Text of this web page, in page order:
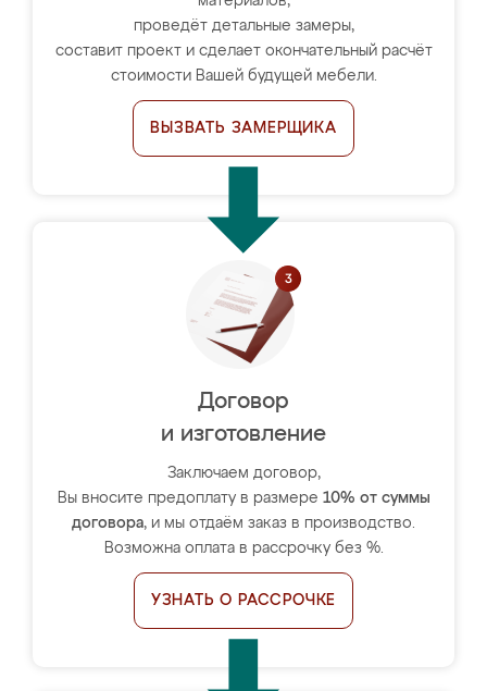
проведёт детальные замеры,
составит проект и сделает окончательный расчёт
стоимости Вашей будущей мебели.
ВЫЗВАТЬ ЗАМЕРЩИКА
Договор
и изготовление
Заключаем договор,
Вы вносите предоплату в размере 10% от суммы
договора, и мы отдаём заказ в производство.
Возможна оплата в рассрочку без %.
УЗНАТЬ О РАССРОЧКЕ